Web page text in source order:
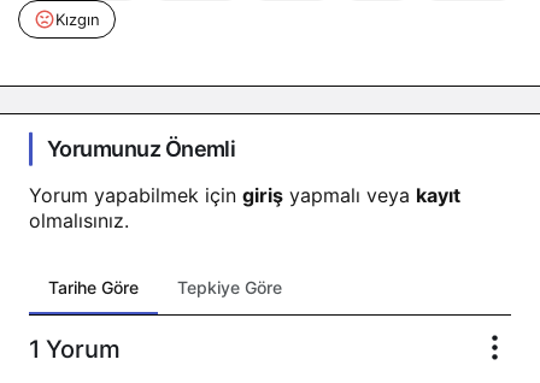
Kızgın
Yorumunuz Önemli
Yorum yapabilmek için giriş yapmalı veya kayıt
olmalısınız.
Tarihe Göre Tepkiye Göre
1 Yorum